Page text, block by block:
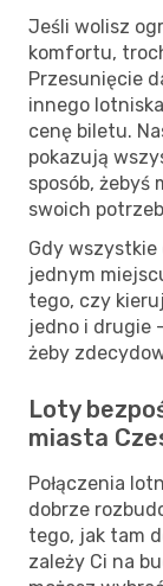
Jeśli wolisz
komfortu,
Przesunięcie
innego
cenę biletu.
pokazują
sposób, żebyś
swoich
Gdy
jednym
tego, czy
jedno i drugie
żeby
Loty
miasta
Połączenia
dobrze
tego, jak tam
zależy Ci na